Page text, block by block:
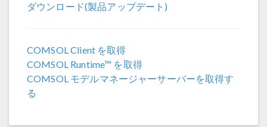
COMSOL 5.3a
ダウンロード(製品アップデート)
COMSOL Client を取得
COMSOL Runtime™ を取得
COMSOL モデルマネージャーサーバーを取得す
る